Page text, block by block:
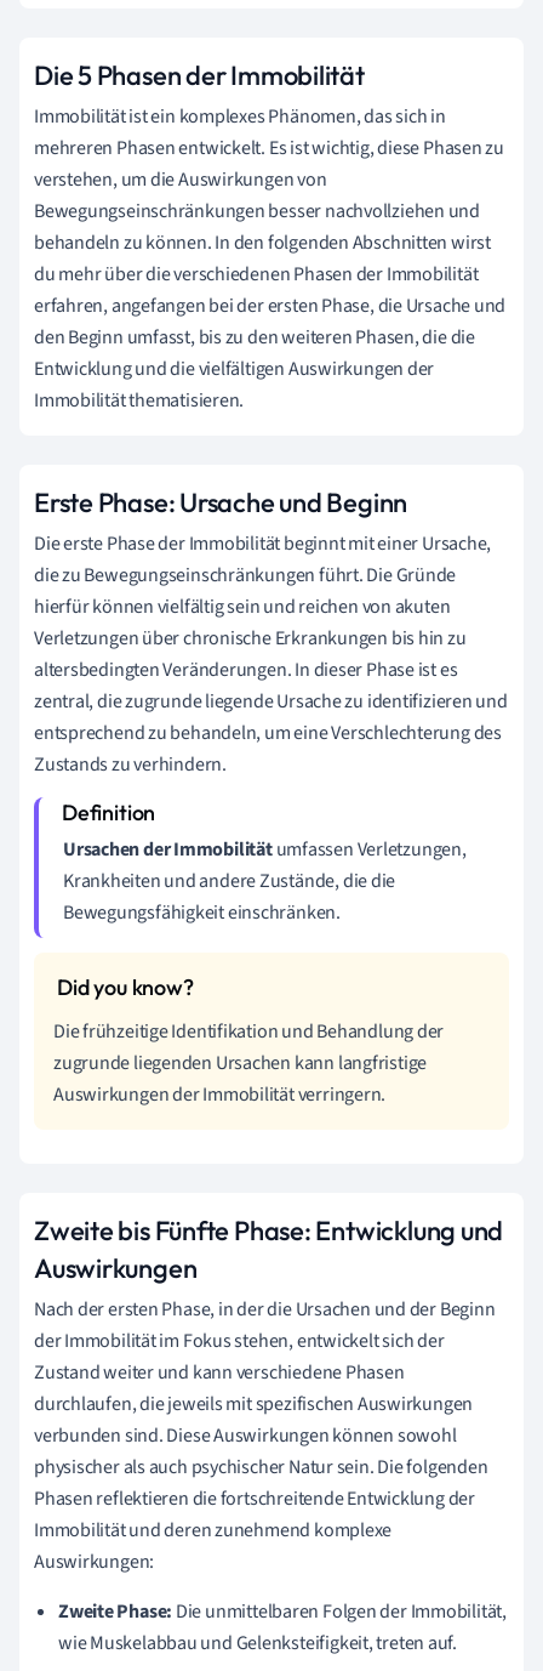
Die 5 Phasen der Immobilität
Immobilität ist ein komplexes Phänomen, das sich in
mehreren Phasen entwickelt. Es ist wichtig, diese Phasen zu
verstehen, um die Auswirkungen von
Bewegungseinschränkungen besser nachvollziehen und
behandeln zu können. In den folgenden Abschnitten wirst
du mehr über die verschiedenen Phasen der Immobilität
erfahren, angefangen bei der ersten Phase, die Ursache und
den Beginn umfasst, bis zu den weiteren Phasen, die die
Entwicklung und die vielfältigen Auswirkungen der
Immobilität thematisieren.
Erste Phase: Ursache und Beginn
Die erste Phase der Immobilität beginnt mit einer Ursache,
die zu Bewegungseinschränkungen führt. Die Gründe
hierfür können vielfältig sein und reichen von akuten
Verletzungen über chronische Erkrankungen bis hin zu
altersbedingten Veränderungen. In dieser Phase ist es
zentral, die zugrunde liegende Ursache zu identifizieren und
entsprechend zu behandeln, um eine Verschlechterung des
Zustands zu verhindern.
Ursachen der Immobilitätumfassen Verletzungen,
Krankheiten und andere Zustände, die die
Bewegungsfähigkeit einschränken.
Die frühzeitige Identifikation und Behandlung der
zugrunde liegenden Ursachen kann langfristige
Auswirkungen der Immobilität verringern.
Zweite bis Fünfte Phase: Entwicklung und
Auswirkungen
Nach der ersten Phase, in der die Ursachen und der Beginn
der Immobilität im Fokus stehen, entwickelt sich der
Zustand weiter und kann verschiedene Phasen
durchlaufen, die jeweils mit spezifischen Auswirkungen
verbunden sind. Diese Auswirkungen können sowohl
physischer als auch psychischer Natur sein. Die folgenden
Phasen reflektieren die fortschreitende Entwicklung der
Immobilität und deren zunehmend komplexe
Auswirkungen:
Zweite Phase: Die unmittelbaren Folgen der Immobilität,
wie Muskelabbau und Gelenksteifigkeit, treten auf.